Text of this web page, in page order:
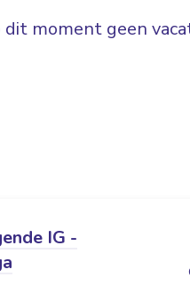
moment geen
IG -